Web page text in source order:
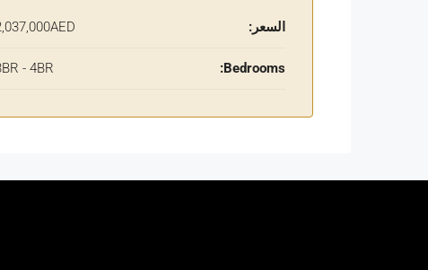
السعر: 2,037,000AED
Bedrooms:
3BR - 4BR